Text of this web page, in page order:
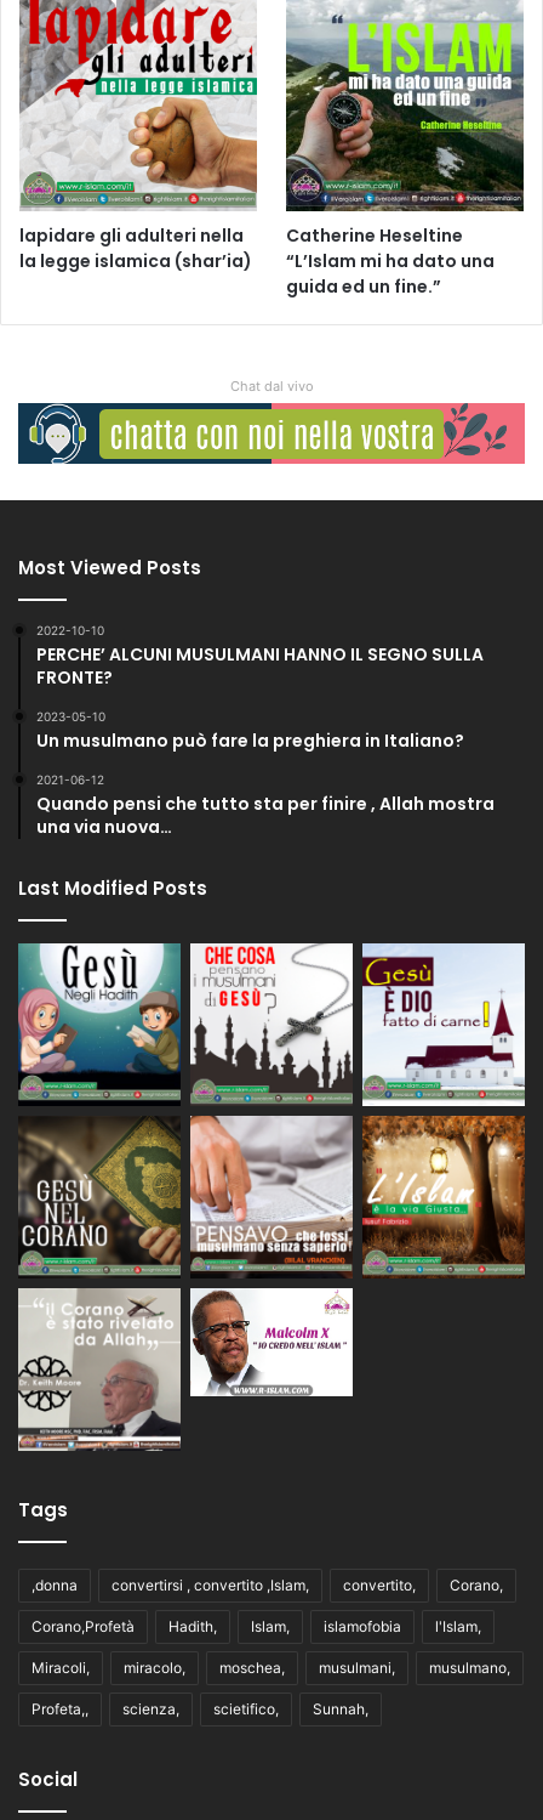
lapidare gli adulteri nella
la legge islamica (shar’ia)
Catherine Heseltine
“L’Islam mi ha dato una
guida ed un fine.”
Chat dal vivo
Most Viewed Posts
2022-10-10
PERCHE’ ALCUNI MUSULMANI HANNO IL SEGNO SULLA
FRONTE?
2023-05-10
Un musulmano può fare la preghiera in Italiano?
2021-06-12
Quando pensi che tutto sta per finire , Allah mostra
una via nuova…
Last Modified Posts
Tags
,donna convertirsi , convertito ,Islam, convertito, Corano,
Corano,Profetà Hadith, Islam, islamofobia l'Islam,
Miracoli, miracolo, moschea, musulmani, musulmano,
Profeta,, scienza, scietifico, Sunnah,
Social